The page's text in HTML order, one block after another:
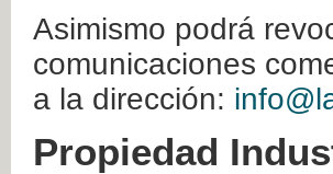
Asimismo podrá
comunicaciones
a la dirección:
Propiedad